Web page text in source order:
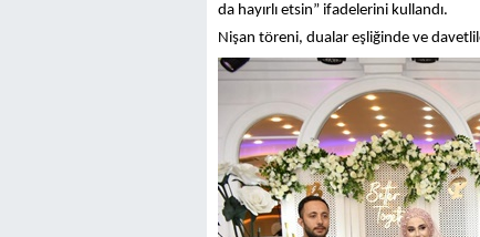
da hayırlı etsin” ifadelerini kullandı.
Nişan töreni, dualar eşliğinde ve